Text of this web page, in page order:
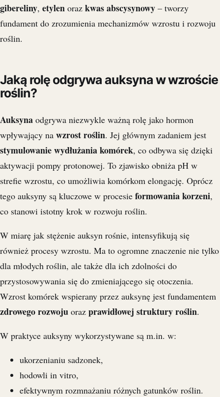
gibereliny, etylen oraz kwas abscysynowy – tworzy
fundament do zrozumienia mechanizmów wzrostu i rozwoju
roślin.
Jaką rolę odgrywa auksyna w wzroście
roślin?
Auksyna odgrywa niezwykle ważną rolę jako hormon
wpływający na wzrost roślin. Jej głównym zadaniem jest
stymulowanie wydłużania komórek, co odbywa się dzięki
aktywacji pompy protonowej. To zjawisko obniża pH w
strefie wzrostu, co umożliwia komórkom elongację. Oprócz
tego auksyny są kluczowe w procesie formowania korzeni,
co stanowi istotny krok w rozwoju roślin.
W miarę jak stężenie auksyn rośnie, intensyfikują się
również procesy wzrostu. Ma to ogromne znaczenie nie tylko
dla młodych roślin, ale także dla ich zdolności do
przystosowywania się do zmieniającego się otoczenia.
Wzrost komórek wspierany przez auksynę jest fundamentem
zdrowego rozwoju oraz prawidłowej struktury roślin.
W praktyce auksyny wykorzystywane są m.in. w:
ukorzenianiu sadzonek,
hodowli in vitro,
efektywnym rozmnażaniu różnych gatunków roślin.